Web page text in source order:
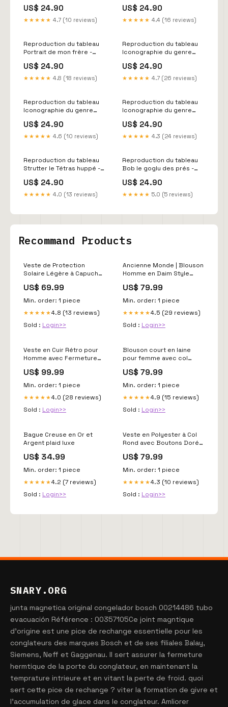
US$ 24.90
★★★★★ 4.7 (10 reviews)
doublon
US$ 24.90
★★★★★ 4.4 (16 reviews)
Reproduction du tableau
Portrait de mon frère -
US$ 24.90
★★★★★ 4.8 (18 reviews)
Reproduction du tableau
Iconographie du genre
Bartolini Stockholm
US$ 24.90
★★★★★ 4.7 (26 reviews)
Reproduction du tableau
Iconographie du genre
Bartolini erreur
US$ 24.90
★★★★★ 4.6 (10 reviews)
Reproduction du tableau
Iconographie du genre
Bartolini Klagenfurt
US$ 24.90
★★★★★ 4.3 (24 reviews)
Reproduction du tableau
Strutter le Tétras huppé -
Cracovie
US$ 24.90
★★★★★ 4.0 (13 reviews)
Reproduction du tableau
Bob le goglu des prés -
Melk
US$ 24.90
★★★★★ 5.0 (5 reviews)
Recommand Products
Veste de Protection
Solaire Légère à Capuche
Femme Sleeveless Style
US$ 69.99
Min. order: 1 piece
★★★★★4.8 (13 reviews)
Sold : Login>>
Ancienne Monde | Blouson
Homme en Daim Style
Foncé
US$ 79.99
Min. order: 1 piece
★★★★★4.5 (29 reviews)
Sold : Login>>
Veste en Cuir Rétro pour
Homme avec Fermeture
Couleur:Marron
US$ 99.99
Min. order: 1 piece
★★★★★4.0 (28 reviews)
Sold : Login>>
Blouson court en laine
pour femme avec col
contrastés pull cardigan
homme
US$ 79.99
Min. order: 1 piece
★★★★★4.9 (15 reviews)
Sold : Login>>
Bague Creuse en Or et
Argent plaid luxe
US$ 34.99
Min. order: 1 piece
★★★★★4.2 (7 reviews)
Sold : Login>>
Veste en Polyester à Col
Rond avec Boutons Dorés
shirt manches courtes
US$ 79.99
Min. order: 1 piece
★★★★★4.3 (10 reviews)
Sold : Login>>
SNARY.ORG
junta magnetica original congelador bosch 00214486 tubo
evacuación Référence : 00357105Ce joint magntique
d'origine est une pice de rechange essentielle pour les
conglateurs des marques Bosch et de ses filiales Balay,
Siemens, Neff et Gaggenau. Il sert assurer la fermeture
hermtique de la porte du conglateur, en maintenant la
temprature intrieure et en vitant la perte de froid. quoi
sert cette pice de rechange ? viter la formation de givre et
l'accumulation de glace dans le conglateur. Amliorer